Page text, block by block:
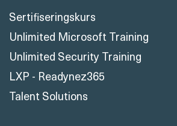
Sertifiseringskurs
Unlimited Microsoft Training
Unlimited Security Training
LXP - Readynez365
Talent Solutions